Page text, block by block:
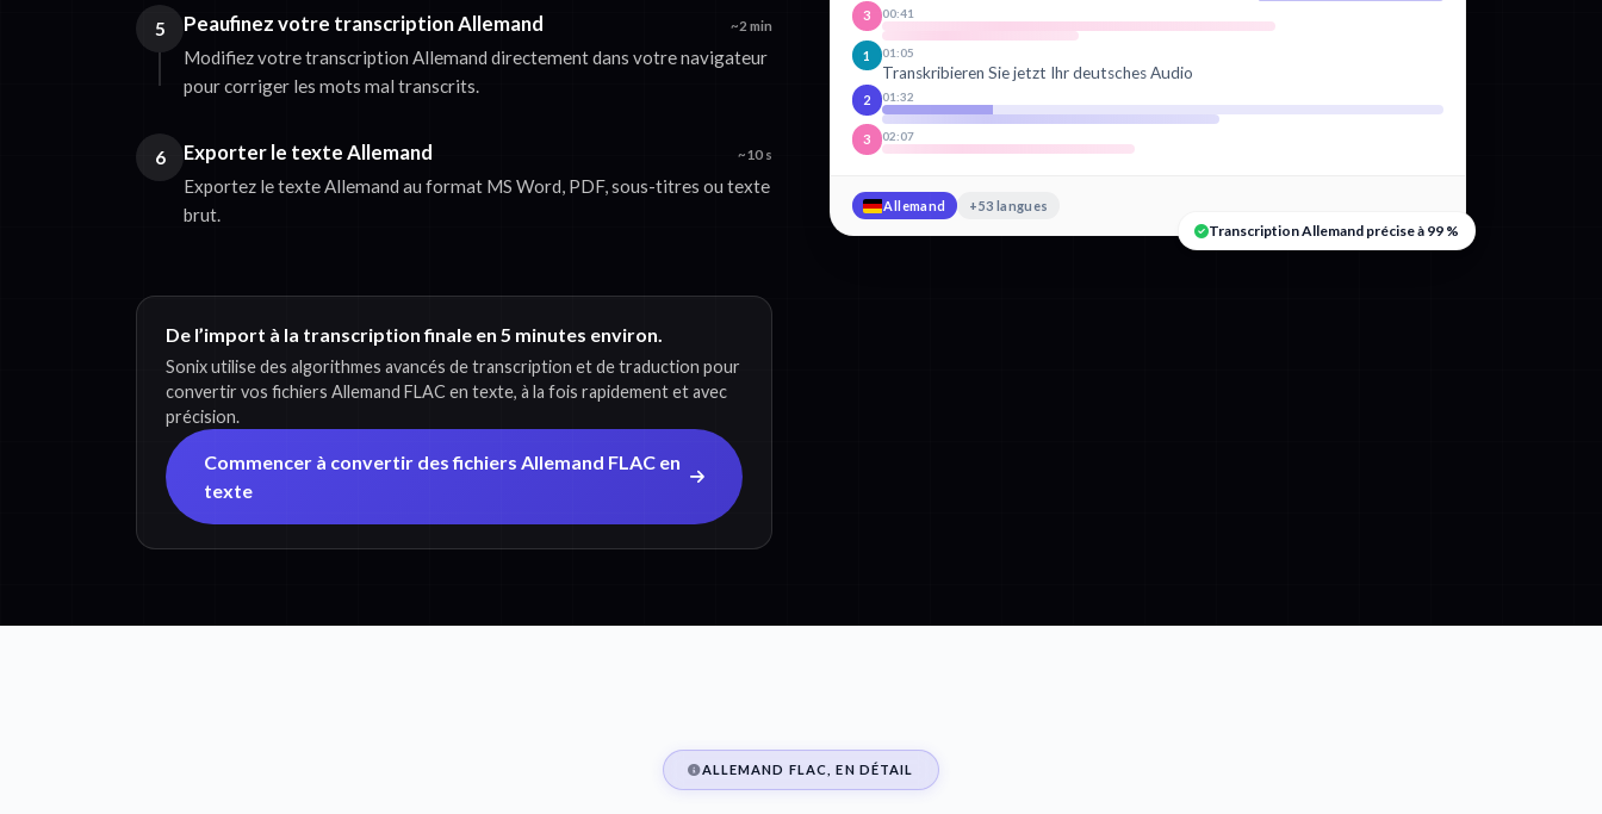
5 Peaufinez votre transcription Allemand ~2 min
Modifiez votre transcription Allemand directement dans votre navigateur
pour corriger les mots mal transcrits.
6 Exporter le texte Allemand ~10 s
Exportez le texte Allemand au format MS Word, PDF, sous-titres ou texte
brut.
De l’import à la transcription finale en 5 minutes environ.
Sonix utilise des algorithmes avancés de transcription et de traduction pour
convertir vos fichiers Allemand FLAC en texte, à la fois rapidement et avec
précision.
Commencer à convertir des fichiers Allemand FLAC en
texte
3 00:41
1 01:05
Transkribieren Sie jetzt Ihr deutsches Audio
2 01:32
3 02:07
Allemand +53 langues
Transcription Allemand précise à 99 %
ALLEMAND FLAC, EN DÉTAIL